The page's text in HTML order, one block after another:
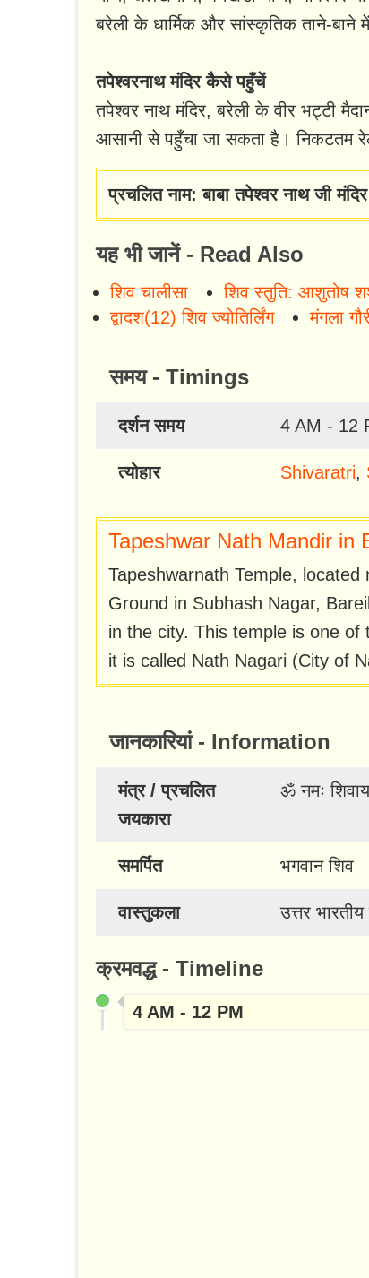
बरेली के धार्मिक और सांस्कृतिक ताने-बाने
तपेश्वरनाथ मंदिर कैसे पहुँचें
तपेश्वर नाथ मंदिर, बरेली के वीर भट्टी
आसानी से पहुँचा जा सकता है। निकटतम
प्रचलित नाम: बाबा तपेश्वर नाथ जी मंदिर
यह भी जानें - Read Also
शिव चालीसा शिव स्तुति: आशुतोष
द्वादश(12) शिव ज्योतिर्लिंग
मंगला
समय - Timings
दर्शन समय 4 AM - 12
त्योहार Shivaratri,
Tapeshwar Nath Mandir in
Tapeshwarnath Temple,
Ground in Subhash Nagar,
in the city. This temple is one of
it is called Nath Nagari (City of
जानकारियां - Information
मंत्र / प्रचलित
जयकारा
ॐ नमः शिवाय
समर्पित भगवान शिव
वास्तुकला उत्तर
क्रमवद्ध - Timeline
4 AM - 12 PM